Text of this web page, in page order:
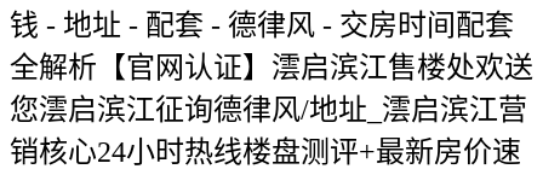
钱 - 地址 - 配套 - 德律风 - 交房时间配套
全解析【官网认证】澐启滨江售楼处欢送
您澐启滨江征询德律风/地址_澐启滨江营
销核心24小时热线楼盘测评+最新房价速